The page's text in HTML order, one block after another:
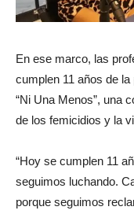
En ese marco, las
cumplen 11 años de
“Ni Una Menos”, una
de los femicidios y la
“Hoy se cumplen 11
seguimos luchando.
porque seguimos